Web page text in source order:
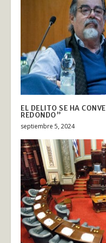
EL DELITO SE HA
REDONDO”
septiembre 5, 2024